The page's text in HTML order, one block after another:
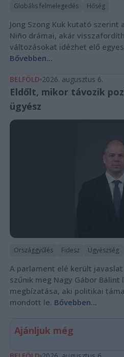
Globális felmelegedés
Hőség
Jong Szong Kuk kutató szerint
Niño drámai, akár
változásokat idézhet elő
Bővebben...
BELFÖLD 2026. augusztus 6.
Eldőlt, mikor távozik
ügyész
Országgyűlés Fidesz Ügyészség
A parlament elé került
szűnik meg Nagy Gábor Bálint
megbízatása, aki politikai
mondott le. Bővebben...
Ajánljuk még